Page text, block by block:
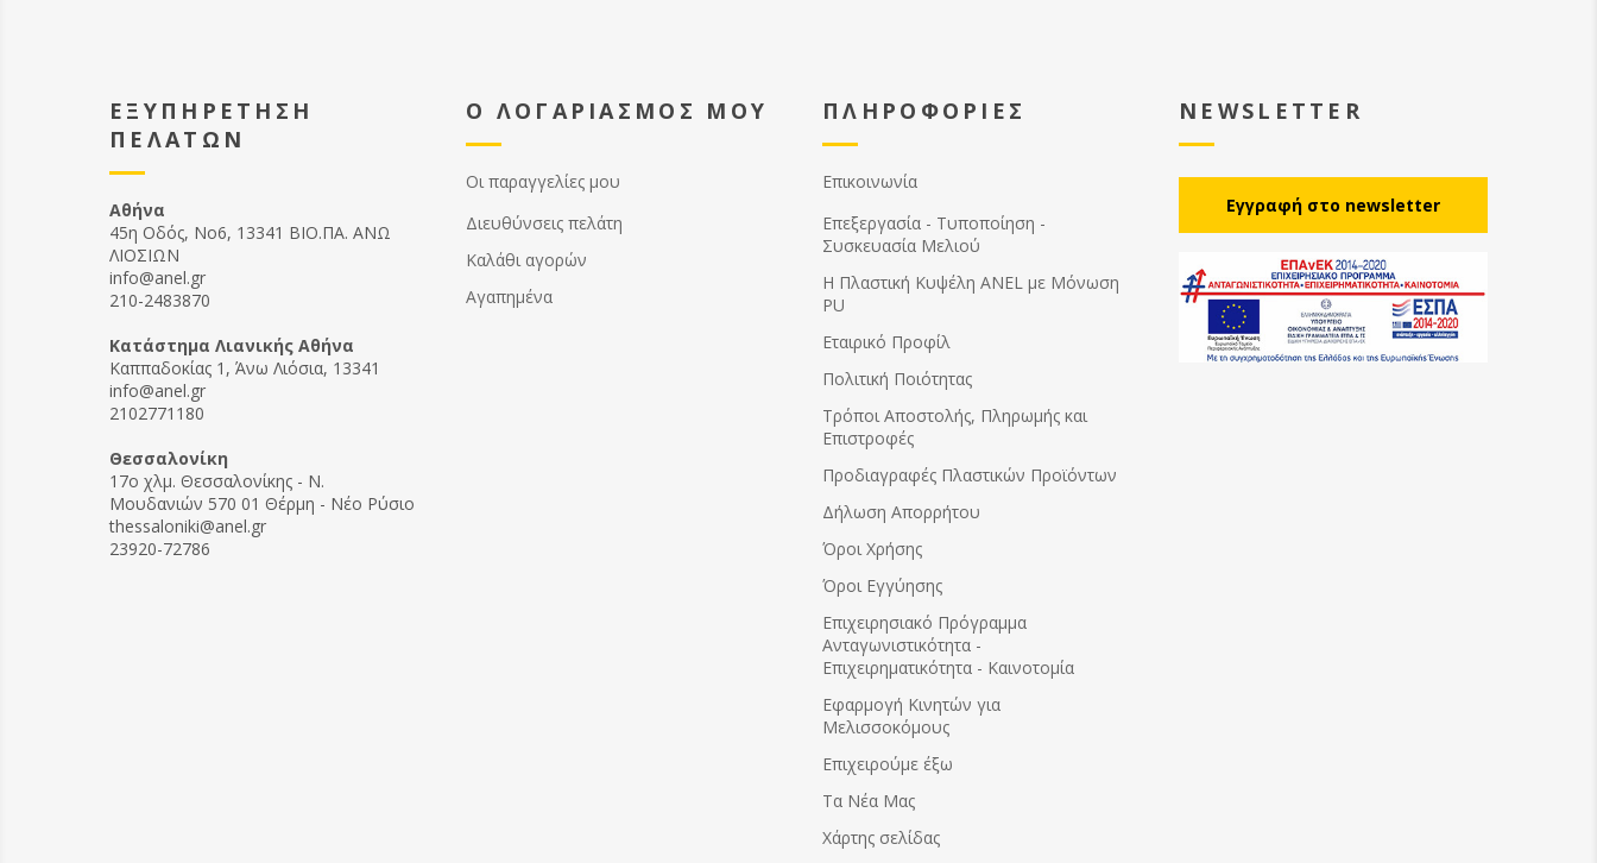
ΕΞΥΠΗΡΕΤΗΣΗ
ΠΕΛΑΤΩΝ
Αθήνα
45η Οδός, Νο6, 13341 ΒΙΟ.ΠΑ. ΑΝΩ
ΛΙΟΣΙΩΝ
info@anel.gr
210-2483870
Kατάστημα Λιανικής Αθήνα
Καππαδοκίας 1, Άνω Λιόσια, 13341
info@anel.gr
2102771180
Θεσσαλονίκη
17ο χλμ. Θεσσαλονίκης - Ν.
Μουδανιών 570 01 Θέρμη - Νέο Ρύσιο
thessaloniki@anel.gr
23920-72786
Ο ΛΟΓΑΡΙΑΣΜΟΣ ΜΟΥ
Οι παραγγελίες μου
Διευθύνσεις πελάτη
Καλάθι αγορών
Αγαπημένα
ΠΛΗΡΟΦΟΡΙΕΣ
Επικοινωνία
Επεξεργασία - Τυποποίηση -
Συσκευασία Μελιού
Η Πλαστική Κυψέλη ANEL με Μόνωση
PU
Εταιρικό Προφίλ
Πολιτική Ποιότητας
Τρόποι Αποστολής, Πληρωμής και
Επιστροφές
Προδιαγραφές Πλαστικών Προϊόντων
Δήλωση Απορρήτου
Όροι Χρήσης
Όροι Εγγύησης
Eπιχειρησιακό Πρόγραμμα
Ανταγωνιστικότητα -
Επιχειρηματικότητα - Καινοτομία
Εφαρμογή Κινητών για
Μελισσοκόμους
Επιχειρούμε έξω
Τα Νέα Μας
Χάρτης σελίδας
NEWSLETTER
Eγγραφή στο newsletter